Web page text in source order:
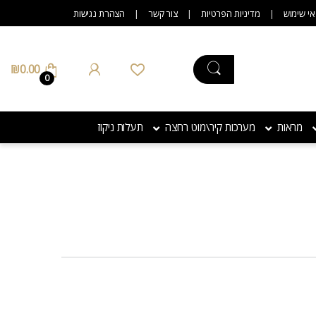
שימוש מדיניות הפרטיות צור קשר הצהרת נגישות
0
₪0.00
מראות מערכות קיר\מוט רחצה תעלות ניקוז